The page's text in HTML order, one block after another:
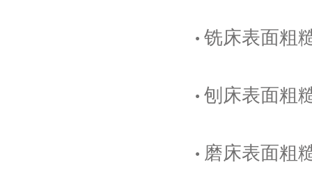
· 铣床表面粗
· 刨床表面粗
· 磨床表面粗